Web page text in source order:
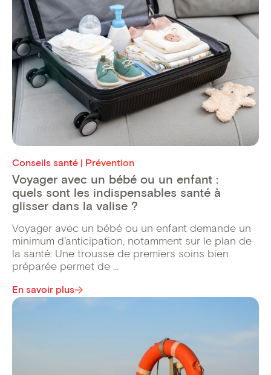
Conseils santé | Prévention
Voyager avec un bébé ou un enfant :
quels sont les indispensables santé à
glisser dans la valise ?
Voyager avec un bébé ou un enfant demande un
minimum d'anticipation, notamment sur le plan de
la santé. Une trousse de premiers soins bien
préparée permet de ...
En savoir plus